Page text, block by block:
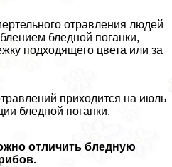
отравления людей
бледной поганки,
подходящего цвета или за
приходится на июль
бледной поганки.
отличить бледную